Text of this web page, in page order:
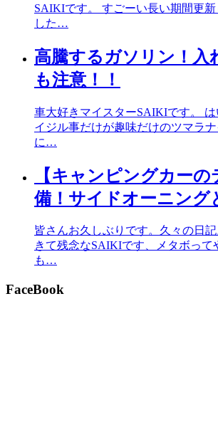
SAIKIです。 すごーい長い期間更
した…
高騰するガソリン！入
も注意！！
車大好きマイスターSAIKIです。 は
イジル事だけが趣味だけのツマラ
に…
【キャンピングカー
備！サイドオーニング
皆さんお久しぶりです。久々の日
きて残念なSAIKIです、メタボって
も…
FaceBook